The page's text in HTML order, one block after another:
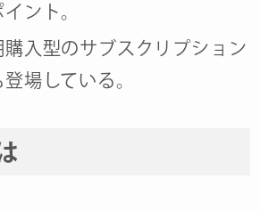
ント。
入型のサブスクリプション
場している。